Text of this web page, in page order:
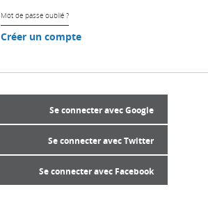
Mot de passe oublié ?
Créer un compte
Se connecter avec Google
Se connecter avec Twitter
Se connecter avec Facebook